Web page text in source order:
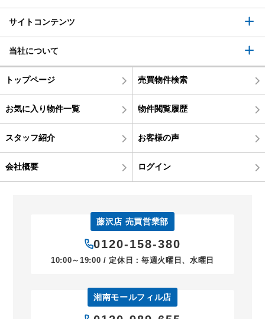
サイトコンテンツ
当社について
トップページ 売買物件検索
お気に入り物件一覧 物件閲覧履歴
スタッフ紹介 お客様の声
会社概要 ログイン
藤沢店 売買営業部
0120-158-380
10:00～19:00 / 定休日：毎週火曜日、水曜日
湘南モールフィル店